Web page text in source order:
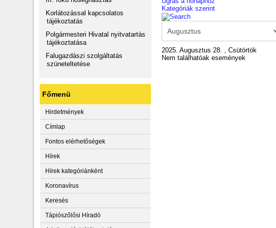
Korlátozással kapcsolatos
tájékoztatás
Polgármesteri Hivatal nyitvatartás
tájékoztatása
Falugazdászi szolgáltatás
szüneteltetése
Főmenü
Hirdetmények
Címlap
Fontos elérhetőségek
Hírek
Hírek kategóriánként
Koronavírus
Keresés
Tápiószőlősi Híradó
Kategóriák szerint
2025. Augusztus 28. , Csütörtök
Nem találhatóak események